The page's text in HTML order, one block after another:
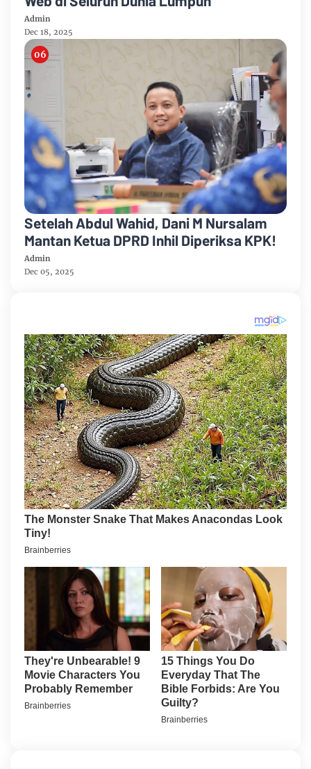
Admin
Dec 18, 2025
Setelah Abdul Wahid, Dani M Nursalam
Mantan Ketua DPRD Inhil Diperiksa KPK!
Admin
Dec 05, 2025